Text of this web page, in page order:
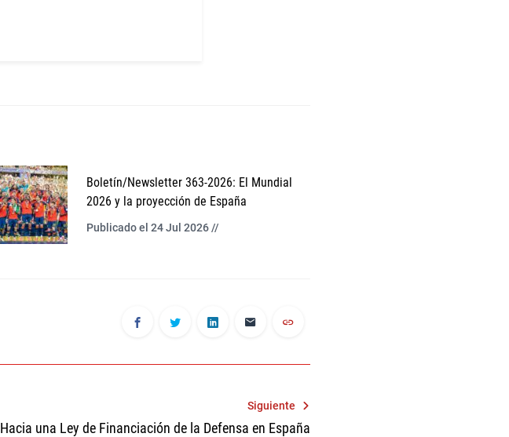
Boletín/Newsletter 363-2026: El Mundial
2026 y la proyección de España
Publicado el 24 Jul 2026 //
Siguiente
Hacia una Ley de Financiación de la Defensa en España